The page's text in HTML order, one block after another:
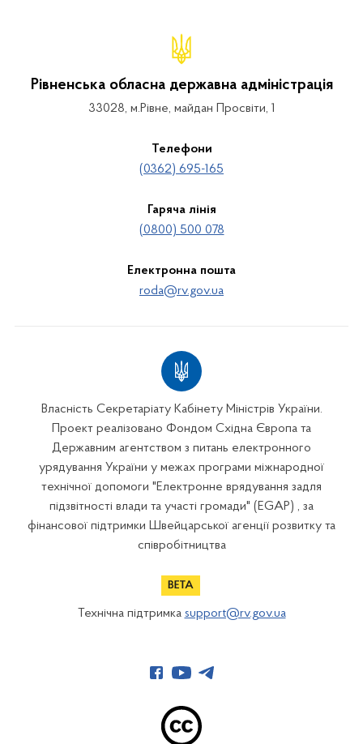
Рівненська обласна державна адміністрація
33028, м.Рівне, майдан Просвіти, 1
Телефони
(0362) 695-165
Гаряча лінія
(0800) 500 078
Електронна пошта
roda@rv.gov.ua
Власність Секретаріату Кабінету Міністрів України.
Проект реалізовано Фондом Східна Європа та
Державним агентством з питань електронного
урядування України у межах програми міжнародної
технічної допомоги "Електронне врядування задля
підзвітності влади та участі громади" (EGAP) , за
фінансової підтримки Швейцарської агенції розвитку та
співробітництва
Технічна підтримка support@rv.gov.ua